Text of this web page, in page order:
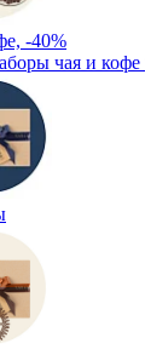
-40%
чая и кофе